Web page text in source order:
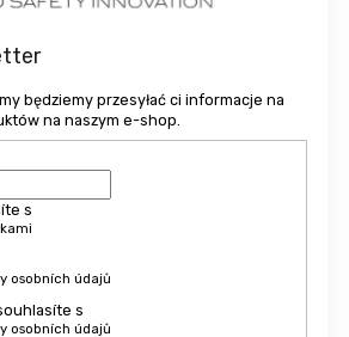
będziemy przesyłać ci informacje na
na naszym e-shop.
s
osobních údajů
s
osobních údajů